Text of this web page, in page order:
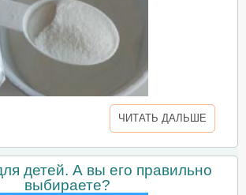
ЧИТАТЬ ДАЛЬШЕ
детей. А вы его правильно
выбираете?